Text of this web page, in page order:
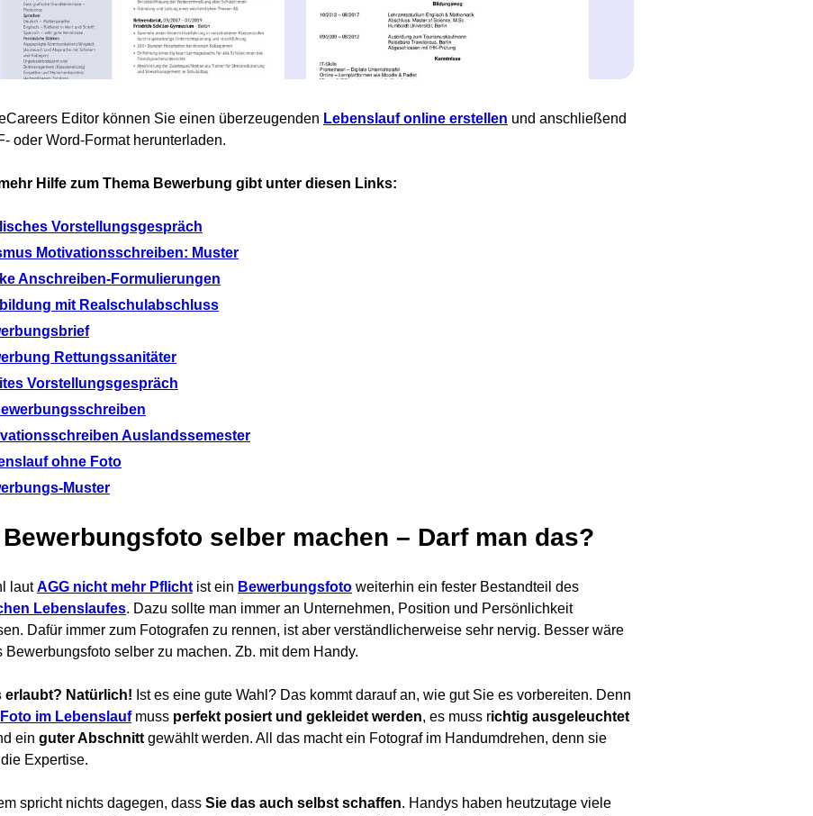
Editor können Sie einen überzeugenden Lebenslauf online erstellen und anschließend
oder Word-Format herunterladen.
Hilfe zum Thema Bewerbung gibt unter diesen Links:
Vorstellungsgespräch
Motivationsschreiben: Muster
Anschreiben-Formulierungen
mit Realschulabschluss
Rettungssanitäter
Vorstellungsgespräch
Auslandssemester
ohne Foto
Muster
selber machen – Darf man das?
lautAGG nicht mehr Pflicht ist ein Bewerbungsfoto weiterhin ein fester Bestandteil des
Lebenslaufes. Dazu sollte man immer an Unternehmen, Position und Persönlichkeit
Dafür immer zum Fotografen zu rennen, ist aber verständlicherweise sehr nervig. Besser wäre
Bewerbungsfoto selber zu machen. Zb. mit dem Handy.
erlaubt? Natürlich! Ist es eine gute Wahl? Das kommt darauf an, wie gut Sie es vorbereiten. Denn
Foto im Lebenslaufmuss perfekt posiert und gekleidet werden, es muss richtig ausgeleuchtet
ein guter Abschnitt gewählt werden. All das macht ein Fotograf im Handumdrehen, denn sie
Expertise.
spricht nichts dagegen, dass Sie das auch selbst schaffen. Handys haben heutzutage viele